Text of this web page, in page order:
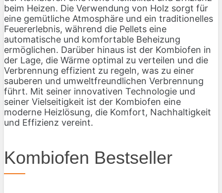
beim Heizen. Die Verwendung von Holz sorgt für
eine gemütliche Atmosphäre und ein traditionelles
Feuererlebnis, während die Pellets eine
automatische und komfortable Beheizung
ermöglichen. Darüber hinaus ist der Kombiofen in
der Lage, die Wärme optimal zu verteilen und die
Verbrennung effizient zu regeln, was zu einer
sauberen und umweltfreundlichen Verbrennung
führt. Mit seiner innovativen Technologie und
seiner Vielseitigkeit ist der Kombiofen eine
moderne Heizlösung, die Komfort, Nachhaltigkeit
und Effizienz vereint.
Kombiofen Bestseller